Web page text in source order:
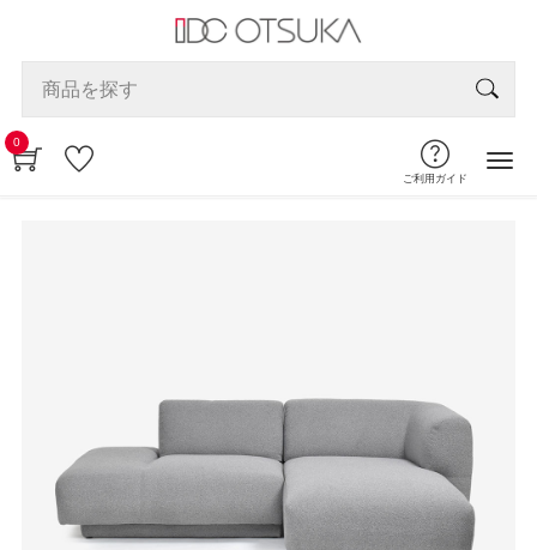
0
ご利用ガイド